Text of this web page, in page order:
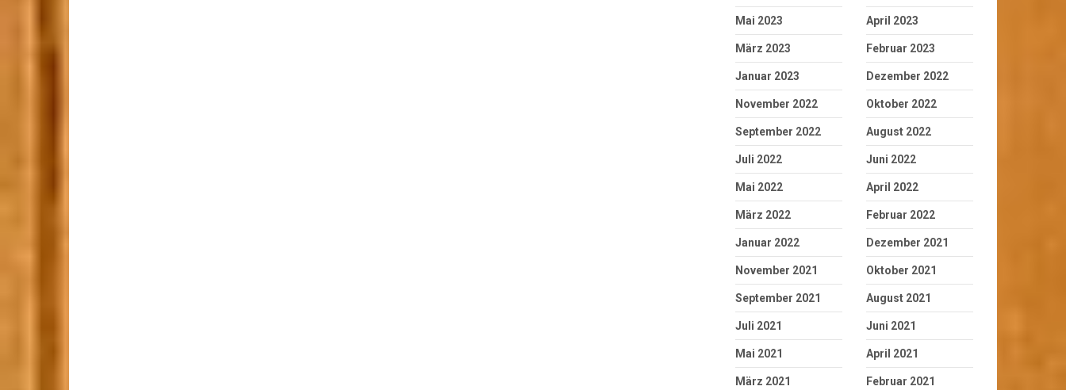
Mai 2023 April 2023
März 2023 Februar 2023
Januar 2023 Dezember 2022
November 2022 Oktober 2022
September 2022 August 2022
Juli 2022 Juni 2022
Mai 2022 April 2022
März 2022 Februar 2022
Januar 2022 Dezember 2021
November 2021 Oktober 2021
September 2021 August 2021
Juli 2021 Juni 2021
Mai 2021 April 2021
März 2021 Februar 2021